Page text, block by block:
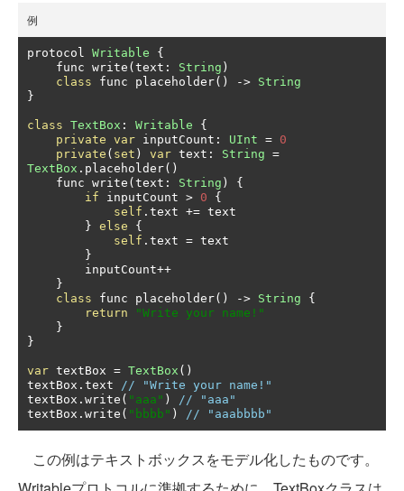
例
protocol Writable
{
    func write
( text : String )
class func placeholder() -> String
}
class TextBox : Writable
{
private var inputCount : UInt = 0
private ( set ) var text : String =
TextBox . placeholder()
    func write
( text : String )
{
if inputCount > 0
{
self . text += text
} else
{
self . text = text
}
        inputCount
++
}
class func placeholder() -> String
{
return
"Write your name!"
}
}
var textBox = TextBox ()
textBox . text // "Write your name!"
textBox . write ( "aaa" )
// "aaa"
textBox . write ( "bbbb" ) // "aaabbbb"
この例はテキストボックスをモデル化したものです。